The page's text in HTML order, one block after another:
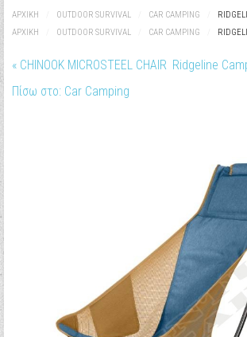
ΑΡΧΙΚΉ OUTDOOR SURVIVAL CAR CAMPING
ΑΡΧΙΚΉ
OUTDOOR SURVIVAL CAR CAMPING
« CHINOOK MICROSTEEL CHAIR Ridgeline
Πίσω στο: Car Camping